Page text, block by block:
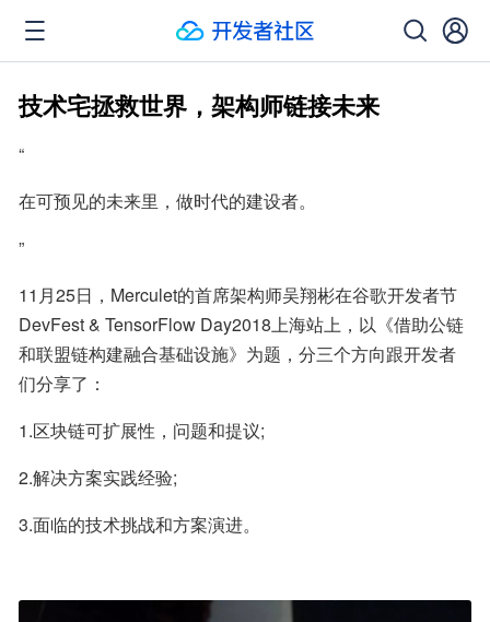
技术宅拯救世界，架构师链接未来
“
在可预见的未来里，做时代的建设者。
”
11月25日，Merculet的首席架构师吴翔彬在谷歌开发者节
DevFest & TensorFlow Day2018上海站上，以《借助公链
和联盟链构建融合基础设施》为题，分三个方向跟开发者
们分享了：
1.区块链可扩展性，问题和提议;
2.解决方案实践经验;
3.面临的技术挑战和方案演进。